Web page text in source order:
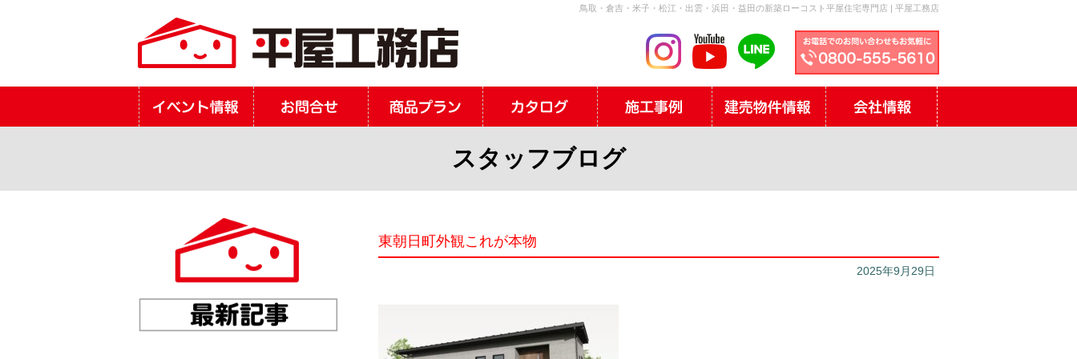
鳥取・倉吉・米子・松江・出雲・浜田・益田の新築ローコスト平屋住宅専門店 | 平屋工務店
スタッフブログ
東朝日町外観これが本物
2025年9月29日